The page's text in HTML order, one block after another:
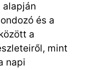
és a
a
mint
napi